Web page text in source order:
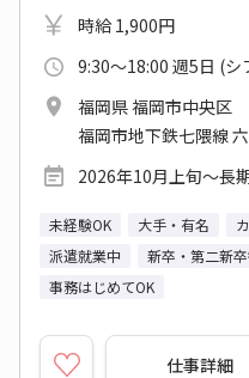
時給 1,900円
9:30～18:00 週5日 (シ
福岡県 福岡市中央区
福岡市地下鉄七隈線
2026年10月上旬～長
未経験OK 大手・有名
派遣就業中
新卒・第二新
事務はじめてOK
仕事詳細